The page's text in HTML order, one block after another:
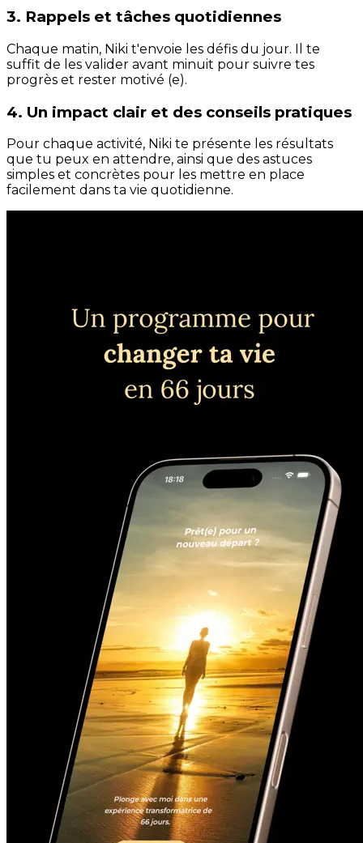
3. Rappels et tâches quotidiennes
Chaque matin, Niki t'envoie les défis du jour. Il te
suffit de les valider avant minuit pour suivre tes
progrès et rester motivé (e).
4. Un impact clair et des conseils pratiques
Pour chaque activité, Niki te présente les résultats
que tu peux en attendre, ainsi que des astuces
simples et concrètes pour les mettre en place
facilement dans ta vie quotidienne.